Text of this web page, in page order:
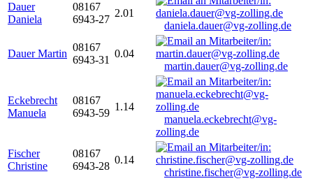
Dauer
Daniela
08167
6943-27
2.01
daniela.dauer@vg-zolling.de
Dauer Martin
08167
6943-31
0.04
martin.dauer@vg-zolling.de
Eckebrecht
Manuela
08167
6943-59
1.14
manuela.eckebrecht@vg-
zolling.de
Fischer
Christine
08167
6943-28
0.14
christine.fischer@vg-zolling.de